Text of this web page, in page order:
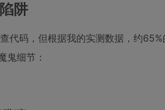
阱
代码，但根据我的实测数据，约
鬼细节：